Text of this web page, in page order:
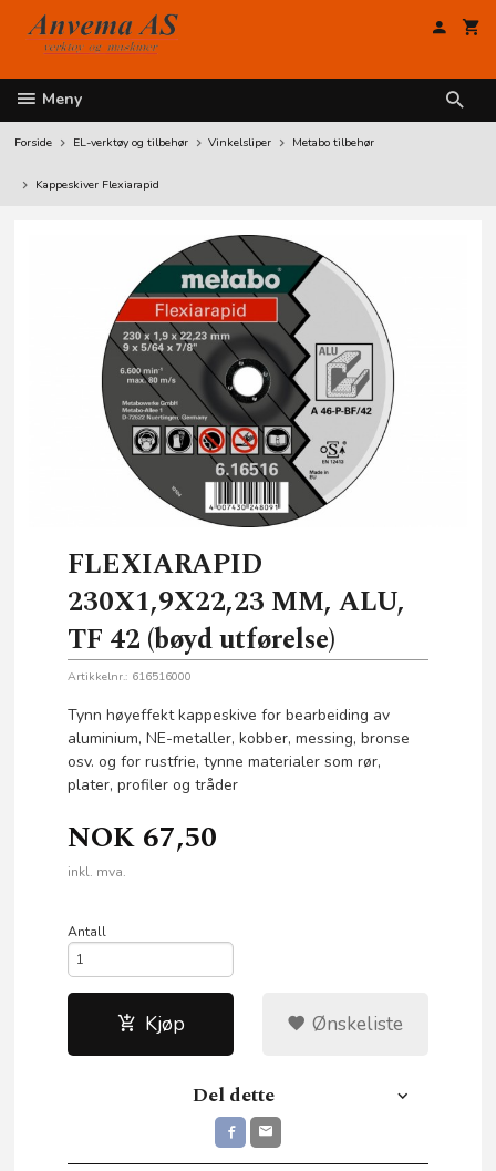
innholdet
Meny
Forside EL-verktøy og tilbehør Vinkelsliper Metabo tilbehør
Kappeskiver Flexiarapid
FLEXIARAPID
230X1,9X22,23 MM, ALU,
TF 42 (bøyd utførelse)
Artikkelnr.: 616516000
Tynn høyeffekt kappeskive for bearbeiding av
aluminium, NE-metaller, kobber, messing, bronse
osv. og for rustfrie, tynne materialer som rør,
plater, profiler og tråder
NOK 67,50
inkl. mva.
Antall
Kjøp Ønskeliste
Del dette